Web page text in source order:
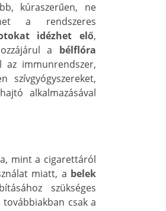
kúraszerűen, ne
a rendszeres
idézhet elő,
a bélflóra
az immunrendszer,
szívgyógyszereket,
alkalmazásával
mint a cigarettáról
miatt, a belek
szükséges
továbbiakban csak a